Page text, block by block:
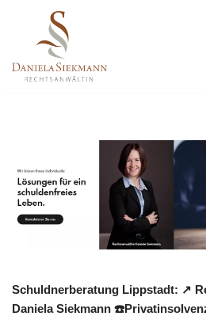
Inhalt
springen
Schuldnerberatung Lippstadt: ↗️
Daniela Siekmann